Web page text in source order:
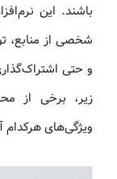
باشند. این
شخصی از منابع،
و حتی
زیر، برخی از
ویژگی‌های